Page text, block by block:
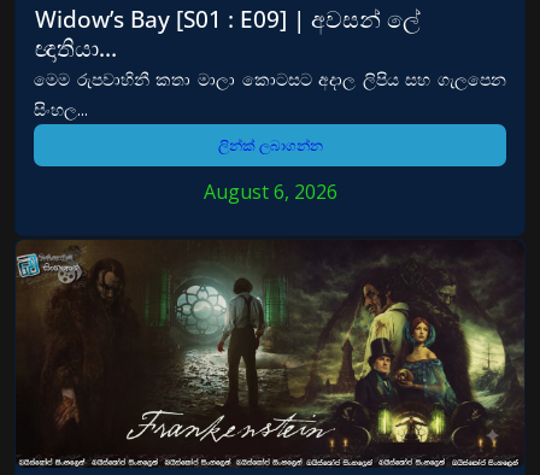
Widow’s Bay [S01 : E09] | අවසන් ලේ
ඥාතියා…
මෙම රුපවාහිනී කතා මාලා කොටසට අදාල ලිපිය සහ ගැලපෙන
සිංහල...
ලින්ක් ලබාගන්න
August 6, 2026